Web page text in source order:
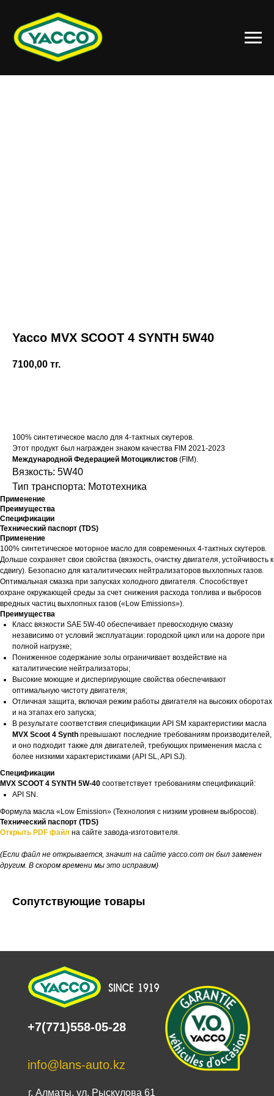
Yacco MVX SCOOT 4 SYNTH 5W40
7100,00 тг.
100% синтетическое масло для 4-тактных скутеров.
Этот продукт был награжден знаком качества FIM 2021-2023
Международной Федерацией Мотоциклистов (FIM).
Вязкость: 5W40
Тип транспорта: Мототехника
Применение
Преимущества
Спецификации
Технический паспорт (TDS)
Применение
100% синтетическое моторное масло для современных 4-тактных скутеров.
Дольше сохраняет свои свойства (вязкость, очистку двигателя, устойчивость к
сдвигу). Безопасно для каталитических нейтрализаторов выхлопных газов.
Оптимальная смазка при запусках холодного двигателя. Способствует
охране окружающей среды за счет снижения расхода топлива и выбросов
вредных частиц выхлопных газов («Low Emissions»).
Преимущества
Класс вязкости SAE 5W-40 обеспечивает превосходную смазку
независимо от условий эксплуатации: городской цикл или на дороге при
полной нагрузке;
Пониженное содержание золы ограничивает воздействие на
каталитические нейтрализаторы;
Высокие моющие и диспергирующие свойства обеспечивают
оптимальную чистоту двигателя;
Отличная защита, включая режим работы двигателя на высоких оборотах
и на этапах его запуска;
В результате соответствия спецификации API SM характеристики масла
MVX Scoot 4 Synth превышают последние требованиям производителей,
и оно подходит также для двигателей, требующих применения масла с
более низкими характеристиками (API SL, API SJ).
Спецификации
MVX SCOOT 4 SYNTH 5W-40 соответствует требованиям спецификаций:
API SN.
Формула масла «Low Emission» (Технология с низким уровнем выбросов).
Технический паспорт (TDS)
Открыть PDF файл на сайте завода-изготовителя.
(Если файл не открывается, значит на сайте yacco.com он был заменен
другим. В скором времени мы это исправим)
Сопутствующие товары
+7(771)558-05-28
info@lans-auto.kz
г. Алматы, ул. Рыскулова 61